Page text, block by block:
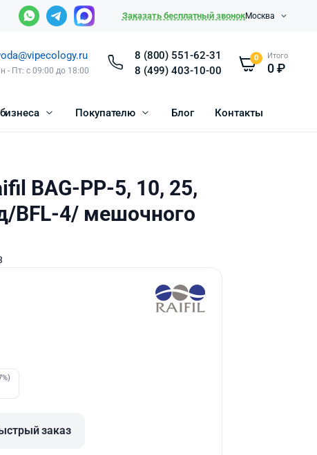
Заказать бесплатный звонокМосква
- Пт: с 09:00 до 18:00
8 (800) 551-62-31
8 (499) 403-10-00
0 Итого
0₽
Покупателю Блог Контакты
BAG-PP-5, 10, 25,
BFL-4/ мешочного
заказ